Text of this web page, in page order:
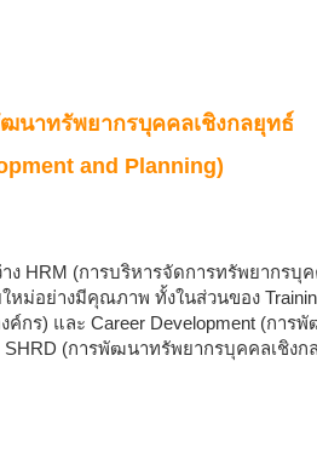
นาทรัพยากรบุคคลเชิงกลยุทธ์
and Planning)
ง HRM (การบริหารจัดการทรัพยากร
ม่อย่างมีคุณภาพ ทั้งในส่วนของ
ค์กร) และ Career Development (กา
(การพัฒนาทรัพยากรบุคคลเชิง